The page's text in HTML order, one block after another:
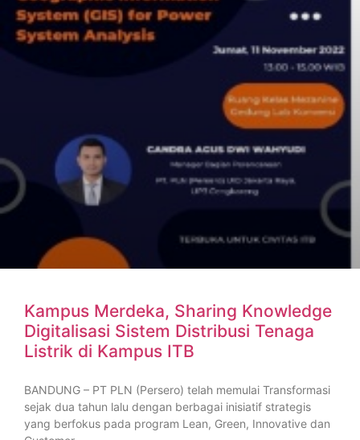
Kampus Merdeka, Sharing Knowledge
Digitalisasi Sistem Distribusi Tenaga
Listrik di Kampus ITB
BANDUNG – PT PLN (Persero) telah memulai Transformasi
sejak dua tahun lalu dengan berbagai inisiatif strategis
yang berfokus pada program Lean, Green, Innovative dan